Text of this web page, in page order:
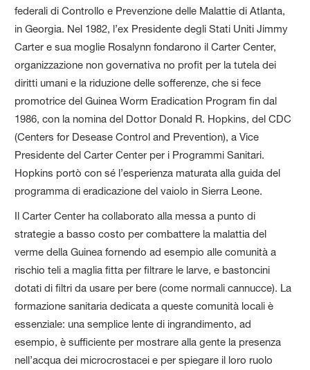
federali di Controllo e Prevenzione delle Malattie di Atlanta,
in Georgia. Nel 1982, l’ex Presidente degli Stati Uniti Jimmy
Carter e sua moglie Rosalynn fondarono il Carter Center,
organizzazione non governativa no profit per la tutela dei
diritti umani e la riduzione delle sofferenze, che si fece
promotrice del Guinea Worm Eradication Program fin dal
1986, con la nomina del Dottor Donald R. Hopkins, del CDC
(Centers for Desease Control and Prevention), a Vice
Presidente del Carter Center per i Programmi Sanitari.
Hopkins portò con sé l’esperienza maturata alla guida del
programma di eradicazione del vaiolo in Sierra Leone.
Il Carter Center ha collaborato alla messa a punto di
strategie a basso costo per combattere la malattia del
verme della Guinea fornendo ad esempio alle comunità a
rischio teli a maglia fitta per filtrare le larve, e bastoncini
dotati di filtri da usare per bere (come normali cannucce). La
formazione sanitaria dedicata a queste comunità locali è
essenziale: una semplice lente di ingrandimento, ad
esempio, è sufficiente per mostrare alla gente la presenza
nell’acqua dei microcrostacei e per spiegare il loro ruolo